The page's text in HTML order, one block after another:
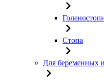
Стопа
Для беременных